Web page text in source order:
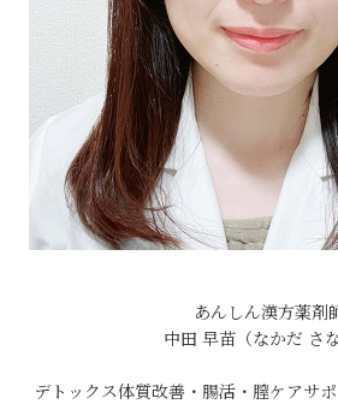
あんしん漢方薬剤
中田 早苗（なかだ さな
デトックス体質改善・腸活・膣ケアサ